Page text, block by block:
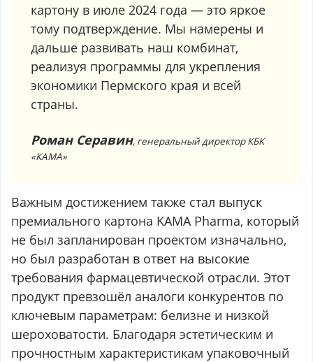
картону в июле 2024 года — это яркое
тому подтверждение. Мы намерены и
дальше развивать наш комбинат,
реализуя программы для укрепления
экономики Пермского края и всей
страны.
Роман Серавин, генеральный директор КБК
«КАМА»
Важным достижением также стал выпуск
премиального картона KAMA Pharma, который
не был запланирован проектом изначально,
но был разработан в ответ на высокие
требования фармацевтической отрасли. Этот
продукт превзошёл аналоги конкурентов по
ключевым параметрам: белизне и низкой
шероховатости. Благодаря эстетическим и
прочностным характеристикам упаковочный